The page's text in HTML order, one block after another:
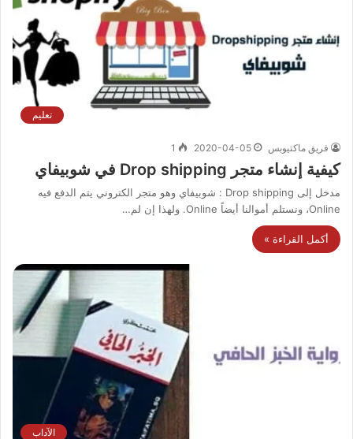
تعليم
فريق ماكتيوبس 2020-04-05
1
كيفية إنشاء متجر Drop shipping في شوبيفاي
مدخل إلى Drop shipping : شوبيفاي وهو متجر الكتروني يتم الدفع فيه
Online، ونستلم أموالنا أيضاً Online. ولهذا إن لم…
أكمل القراءة »
الآداب